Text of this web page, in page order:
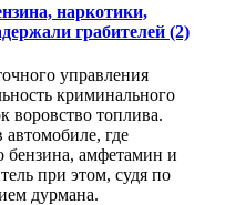
наркотики,
грабителей (2)
управления
криминального
воровство топлива.
где
бензина, амфетамин и
при этом, судя по
дурмана.